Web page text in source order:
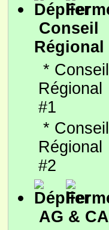
Conseil
Régional
* Conseil
Régional
#1
* Conseil
Régional
#2
AG & CA